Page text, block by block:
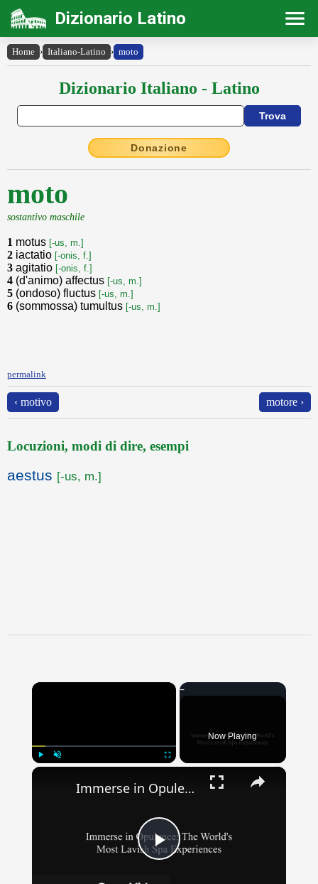
Dizionario Latino
Home › Italiano-Latino › moto
Dizionario Italiano - Latino
Donazione
moto
sostantivo maschile
1 motus [-us, m.]
2 iactatio [-onis, f.]
3 agitatio [-onis, f.]
4 (d'animo) affectus [-us, m.]
5 (ondoso) fluctus [-us, m.]
6 (sommossa) tumultus [-us, m.]
permalink
‹ motivo motore ›
Locuzioni, modi di dire, esempi
aestus [-us, m.]
×
Now Playing
×
Play
Immerse in Opulence: The World's Most Lavish Spa Experiences